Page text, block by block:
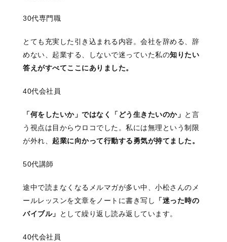
30代専門職
とても充実した引き込まれる内容。会社を辞める、辞
めない、起業する、しないで迷っていた私の知りたい
答えがすべてここにありました。
40代会社員
「何をしたいか」ではなく「どう生きたいのか」 と言
う視点は目からウロコでした。私には無理という制限
が外れ、 起業に向かって行動する勇気が持てました。
50代講師
途中で読まなくなるメルマガが多い中、小松さんのメ
ールレッスンを文章をノートに書き写し
「迷った時の
バイブル」
として繰り返し読み返しています。
40代会社員